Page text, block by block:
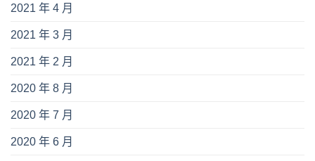
2021 年 4 月
2021 年 3 月
2021 年 2 月
2020 年 8 月
2020 年 7 月
2020 年 6 月